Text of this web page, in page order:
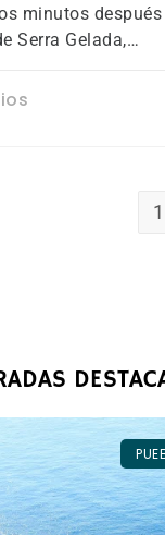
minutos después
Serra Gelada,…
1